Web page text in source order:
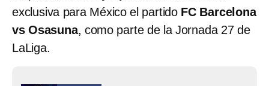
exclusiva para México el partido FC Barcelona
vs Osasuna, como parte de la Jornada 27 de
LaLiga.